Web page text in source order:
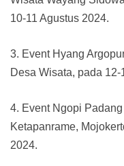
10-11 Agustus 2024.
3. Event Hyang
Desa Wisata, pada
4. Event Ngopi
Ketapanrame,
2024.